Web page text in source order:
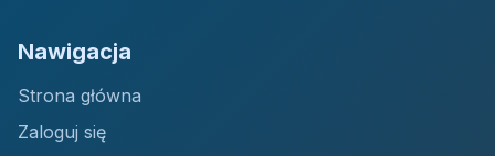
Nawigacja
Strona główna
Zaloguj się